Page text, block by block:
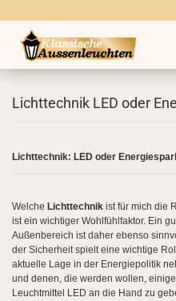
Lichttechnik LED oder
Lichttechnik: LED oder
Welche Lichttechnik ist für mich die
ist ein wichtiger Wohlfühlfaktor. Ein
Außenbereich ist daher ebenso
der Sicherheit spielt eine wichtige
aktuelle Lage in der Energiepolitik
und denen, die werden wollen,
Leuchtmittel LED an die Hand zu